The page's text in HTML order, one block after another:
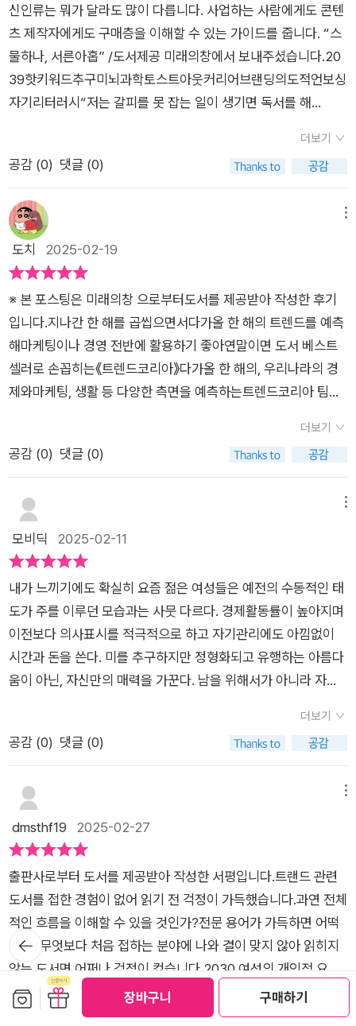
장바구니 구매하기
울증 진료를 많이 받는 그룹은 20대 여성이라는 것이다. 누구에
게나 겉모습만으로도 알 수 없는 속내가 있다.이 빛나는 세대를
고뇌하게 하는 속사정은 무엇일까? 교육자로서, 트렌드 연구자
로서 오랜 질문을 가슴에 품고 지내던 어느 날, 한화손해보험에서
먼저 2030 여성에 대한 깊이 있는 연구를 제안했다. 그리하여 2
표로 하는 연구진은 2030 여성들의 삶을 ’Me, Us, Growth’ 세
영역으로 나누어 분석했다. 이삼분법은 한화손해보험에서 고객
지향에 대한 방향성을 <1-개인의 신체적,정신적 건강, 2-사회적
관계 형성, 3-자아와 관계를 통한 성장>으로 잡은데서 힌트를 얻
었다. 이 분류를 토대로 ‘Me’에서는 몸과 마음, ’Us’에서는 우정
과 사랑, 결혼과출산, ’Growth’에서는 커리어, 투자와 소비에 집
선은 기원전의 점토문자에서도 등장 했다고 하지만, 세대간의 인
식 격차는 요즘 가장 큰 것 같다. 하지만 다른 것이 틀린 것은 아
니다. 사람은 누구나 자기 환경의 반영이다. 모두 주어진 여건 속
에서 가장 합리적인 선택을 한다. 현재 기성세대가 2030 세대의
특성을 비정상적으로 치부할 것이 아니라, 새로운 정상 즉 ‘뉴노
멀’로 인식하는 것이 필요하다. 그래서 책 제목을 ‘스물하나부터
서른아홉까지, 요즘 2030 여성들이 써내려가는 뉴노멀‘이라고
고, 가장 나다운 내가 되기 위해 치열하게 자기를 관리해나가는
세대라는 사실이다. 끊임없이 사회적 비교가 이뤄지는 소셜미디
어의 제국에서 그 어느 때보다도 외로움과 불안을 크게 느끼기도
한다. 이 불안을 어떻게 해소할지는 결국 본인들의 문제겠지만,
동시에 우리 사회가 함께 고민해야 할 숙제이기도 하다. 이 책은
다양한 연구와 사례를 통해 현대 여성들이 직면하는 현실을 구체
적으로 묘사한다. 예를 들어, 사회적 통념과 개인적 욕망 사이의
갈등, 경력과 가정 사이의 균형, 그리고 자기 개발과 사회적 책임
다. 또한, 여성들이 자신의 삶을 주도적으로 설계하고, 사회적 기
대에 부응하면서도 개인적인 만족을 추구하는 방법을 제공한다.
이를 통해 독자들은 자신의 삶을 돌아보고 앞으로의 방향을 설정
하는 데 도움을 받을 수 있다.『스물하나, 서른아홉』은 2030 여성
독자들에게는 공감과 위로를, 남성 독자들에게는 여성들의 삶에
대한 이해를 높이는 데 기여할 수 있는 책이다. ㅡ'도서 마케팅 에
이전시 비욘드콘택트'를 통해 ‘미래의창 출판사‘ 도서를 협찬 받
아서 주관적으로 작성한 리뷰입니다.​[작성자]인스타 #하놀 @ha
gonolza블로그 https://blog.naver.com/hagonolza84해외
에서는 룩맥싱Looks Maxxing이라는 신조어가 화두였습니다.
‘자신의 외모를 최대치로 끌어올리려는 현상‘을 칭하는 말인데요.
이와 더불어 최근 자주 검색되고 있는 용어 중 ‘미이즘Meism’이
팀은한화손해보험 LIFEPLUS 펨테크연구소와 함께2030여성
을 보다 잘 이해하고, 변화하는 삶의 모습을면밀히 조망하며, 동
세대에게도 인사이트와 영감을 주는새로운 리서치 시리즈를 준
비했다.《스물하나, 서른아홉》이라는 제목으로가장 핫한 인구 세
대이자, 트렌드를 이끄는소비문화의 리더인 2030여성들을 대상
으로그들을 분석하고 인터뷰하며 설문조사를 통해라이프트렌드
를 분석한 보고서를 낸 것이다.내가 속한 구간대이기도 하지만,나
없기에,또 다양한 과업들 사이에서 줄다리기를 하는현대의 여성
들이 살아가는 모습이 너무나 궁금했다.특히나 MZ 세대의 막차
급으로 걸쳐져 있는나와 나의 친구들은 결혼 여부에 따라서전 세
대와 비슷한 삶을 사느냐다음 세대와 비슷한 삶을 사느냐로 모습
이 다르기도 했고,때로는 이해하기 힘든 20대들의 모습에서그들
이 그런 모습을 보이는 원인이 무엇인지찾고 싶기도 했다.저자인
트렌드코리아팀은'우리는 2030 여성들의 삶을 'Me, Us, Growt
h'의세 영역으로 나누어 분석했다.'라며'Me'에서는 몸과 마음,'U
s'에서는 우정·사랑과 결혼·출산,'Growth'에서는 커리어와 투자·
워드를 꼽아보자면'나다움'이 가장 마음에 남는다.우리가 흔히 사
용하는 아름답다는 말의'아름'이 의미하는 게 '나'라고 한다.어떤
아름다움이라는 것이 어떤 객관적인 평가에서의우월이 아닌 '나
다움'이라니,남들과 같은 모습이 아닌 나만의 분위기, 나만의 느
낌을그 자체로 어여쁘게 여기는 마음이 어쩐지'남들보다 우월할
필요 없이,있는 그대로의 나를 유지하면 돼'라는 생각에어쩐지 자
건강함을 추구하고나아가 우리가 품은 사회적 관계에 대한 고민
(결혼, 우정, 사랑 등)을 함께 나누며,어떤 관계적 측면이 아닌 자
기 스스로를 바라보며자기계발과 커리어 측면에서의 성장까지
바라보며점차 확대되어 2030여성들의 라이프트렌드를살펴볼
수 있게 했다.2030 여성이라 하면 트렌드를 이끌어가는가장 큰
소비문화의 리더이자모두가 선망하는 연령대인데,그들이 직면한
삶의 여러 문제(point)들이그녀들에게는 어떻게 다가오고 있는
으로도 지켜볼 수 있었다.내가 해당하는 연령대의 이야기라여러
면에서 공감도 가고,막연했던 나의 마음들이 이런 같은 연령대의
여성들이 다들 느끼는 문제에서 오는 불안이라는 것도새삼스럽
게 깨달을 수 있었다.나를 더욱 잘 알고 가꾸며,결혼과 출산 등 관
계에서도 현명한 선택을 하고타인이나 관계에서 오는 포기 등이
아닌오롯이 나를 위한 성장과 커리어를 쌓아가려는대한민국 20
30 여성들의 오늘을 응원하게 됐다.소비문화 트렌드의 리더로서
그들을 분석해이들을 활용하기 위한 정보를 얻기보다이들을 이
해하고 들여다보는 과정에서오롯이 '나'로 존재하고 싶은 그녀들
의 목소리를제대로 들을 수 있는 계기로 다가왔다.2030세대로,
여성으로 살아가는 데 있어서그들에게 주어지는 많은 과업과 시
신인류는 뭐가 달라도 많이 다릅니다. 사업하는 사람에게도 콘텐
츠 제작자에게도 구매층을 이해할 수 있는 가이드를 줍니다. “스
물하나, 서른아홉” /도서제공 미래의창에서 보내주셨습니다.20
39핫키워드추구미뇌과학토스트아웃커리어브랜딩의도적언보싱
자기리터러시“저는 갈피를 못 잡는 일이 생기면 독서를 해
야 업무를 진행해요, 그런 성향이 사회생활 전반적으로 이어지는
것 같아요. 이게 논리가 맞으면 하고 아니면 안 하고 그냥 집에 가
가 관련 회사들과 미팅을 하면서도 느낀 점인데 저는 첫 미팅
때“이 회사의 현재 업무 상태”를 기준으로 피드백을 하거든요.
그런데 회사들은 “우리 회사에 대한 평가”를 궁금해하는 경우가
상사에게 이야기하는 경우가 종종 있다고 해요. 그래서 관리직을
싫어하죠. 의도적 언보싱이라고 합니다.부담감, 자괴감, 책임감.
그리고 자존감전연령대가 자존감을 1번 키워드로 언급하지만 의
외로 책임감을 최상위에 놓은 연령대는 2030여성입니다. 책임
감에 대해 그만큼 신경쓰고 있다는 뜻이죠. 그래서 부담감의 순위
도 높습니다. 책임을 진다면 제대로 한다는 뜻입니다.워너비, 롤
모델, 추구미예전 세대들이 타인을 기준으로 삼고 그런 사람이 되
받고 자란 이미지” 특정 인물이 아니죠. 00같은 얼굴로 성형, 몸
매로 만들기같은 외피를 추구했던 과거와는 달리. 긍정적인 내면,
스스로 만족하는 자신감을 추구하는 거죠. 타인을 그만큼 덜 신경
쓴다는 뜻이기도 하고 개인화 되었다는 뜻이기도 합니다.나를 아
는 것에서 시작하는 요즘2039, 저는 바람직한 변화인 것 같아요.
이전세대들이 엄친아를 기준으로 자녀를 맞추려고 했던 때는 삶
이 고통이었죠. 1등은 한명밖에 없는거니까요. 줄 세우기에서 벗
어나 각각의 가치와 아름다움을 추구하게 된 2039 부럽습니다.
이렇게 쭉 사회분위기가 변했으면 좋겠고요.
더보기
공감 (0) 댓글 (0)
도치 2025-02-19
※ 본 포스팅은 미래의창 으로부터도서를 제공받아 작성한 후기
입니다.지나간 한 해를 곱씹으면서다가올 한 해의 트렌드를 예측
해마케팅이나 경영 전반에 활용하기 좋아연말이면 도서 베스트
셀러로 손꼽히는《트렌드코리아》다가올 한 해의, 우리나라의 경
제와마케팅, 생활 등 다양한 측면을 예측하는트렌드코리아 팀에
아홉까지의2030 여성이 그 주인공이다.트렌드코리아의 대표저
자 김난도는2030여성에 주목하는 이유에 대해이렇게 설명했
다.'트렌드의 시작과 끝은 사람이고,사람들의 새로운 취향이의미
있는 다수를 이룰 때우리는 그것을 트렌드라 부른다.트렌드는 경
제와 문화를 바꾸고,이는 다시 사람을 바꾸기에결국 트렌드란 사
람의 변화다.'그런 관점에서 트렌드를 선도하고다른 연령대의 행
나 역시 2030 세대에 포함되는 한 사람으로서다른 연령대와는
다른,가깝게는 몇 살 차이 나지 않지만다른 인생 시간을 살고 있
는 언니와 비교해도'청개구리'나 '비정상'처럼 보이는나의 삶에 물
음표를 던졌던 게 사실이다.대부분의 친구들은 여전히 미혼이며,
결혼이나 출산을 하지 않고도각자의 몸과 마음을 챙기며 즐겁게
산다.내 일에 자부심을 가지고 있으며,누구를 쫓아, 유행을 따르
기보다는각자의 속도와 취향을 찾아가며'나다운 모습'으로 인생
기에 문제가 되지 않는다고생각하면서 말이다.하지만 이런 203
0 여성들에 대해현실 속에서는 대부분 반가운 시선을던지지 않
는다.'참 별나다.'로 치부되는 기성세대의 시선,출산을 거부하면서
도살림은 여성만의 일이 아니라거나시위 현장으로 뛰어나가고,
그러면서도 자기가 좋아하는 대상에 대해덕질을 하고 깊이 빠져
드는 이들은입방아에 오르내리기 쉽다.이런 이들의, 나의 라이프
스타일 트렌드를있는 그대로 파악하면서그런 생각의 위에는 어
떤 환경이 있는지,왜 이런 생각을 갖고 이런 삶을영위하게 되었는
지 마음을 열고마주한 2030 여성에 대한 리포트는단순한 '사회
적인 현상'에 대한 파악이나흐름을 읽는데 그치지 않고나조차 정
확하게 알지 못했던우리 세대, 여성의 욕구와 마음을제대로 헤아
더보기
공감 (0) 댓글 (0)
모비딕 2025-02-11
내가 느끼기에도 확실히 요즘 젊은 여성들은 예전의 수동적인 태
도가 주를 이루던 모습과는 사뭇 다르다. 경제활동률이 높아지며
이전보다 의사표시를 적극적으로 하고 자기관리에도 아낌없이
시간과 돈을 쓴다. 미를 추구하지만 정형화되고 유행하는 아름다
움이 아닌, 자신만의 매력을 가꾼다. 남을 위해서가 아니라 자기
되었다.그러나 어두운 단면도 있다. 현재 대한민국에서 가장 우울
증 진단을 많이 받고 있는 세대와 성별이 바로 2030 여성들이라
고 한다. 어떻게 보면 과거의 여성들보다 하고 싶은 걸 더 자유롭
게 많이 하기에 행복하지 않을까 했지만, 실상은 그렇지 않단 게
황한다는 점과 SNS를 통한 비교 문화의 확산 게다가 기성세대와
세대의 변화와 사회의 변화가 동시에 이루어지지 않는다는 건 자
명한 사실이고, 그 괴리에서 느껴지는 우울함과 불안함이 2030
여성을 위협하고 있다는 점이 깊이 공감 갔다. 책은 다양한 연구
와 설문조사를 통해 객관적인 자료를 제시하며 우리 사회가 바뀌
어야 할 문제점에 대해 여실히 보여주고 있다.책의 주제가 되는
집단에 속한 인간으로서 나의 모습을 되돌아볼 순간이 많았고 앞
더보기
공감 (0) 댓글 (0)
dmsthf19 2025-02-27
출판사로부터 도서를 제공받아 작성한 서평입니다.트랜드 관련
도서를 접한 경험이 없어 읽기 전 걱정이 가득했습니다.과연 전체
적인 흐름을 이해할 수 있을 것인가?전문 용어가 가득하면 어떡
하지?무엇보다 처음 접하는 분야에 나와 결이 맞지 않아 읽히지
않는 도서면 어쩌나 걱정이 컸습니다.2030 여성의 개인적 요인
들과 성장 & 사회적 관계의 흐름을 알 수 있는 <스물하나, 서른
아홉>책을 펼치는 순간 모든 걱정은 사라지고 고개를 끄덕이며
더보기
뒤로가
기